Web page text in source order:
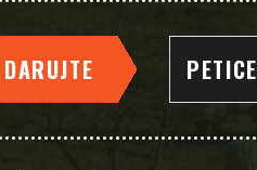
DARUJTE PETICE